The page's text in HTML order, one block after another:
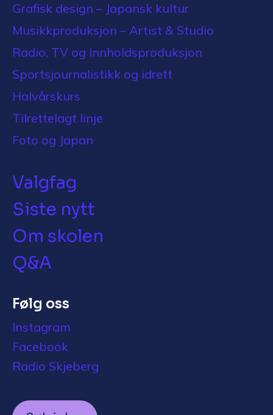
Grafisk design – Japansk kultur
Musikkproduksjon – Artist & Studio
Radio, TV og Innholdsproduksjon
Sportsjournalistikk og idrett
Halvårskurs
Tilrettelagt linje
Foto og Japan
Valgfag
Siste nytt
Om skolen
Q&A
Følg oss
Instagram
Facebook
Radio Skjeberg